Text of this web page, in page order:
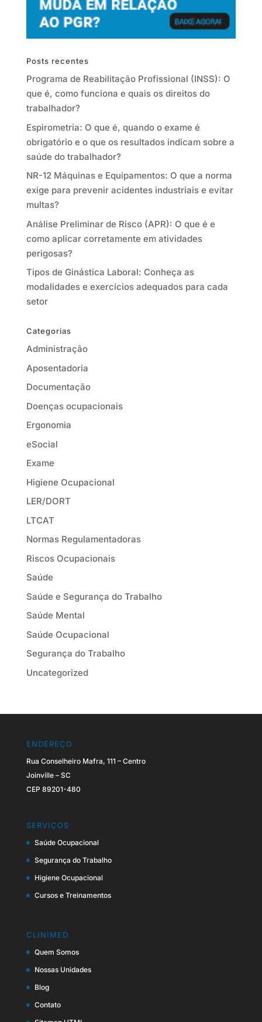
Posts recentes
Programa de Reabilitação Profissional (INSS): O
que é, como funciona e quais os direitos do
trabalhador?
Espirometria: O que é, quando o exame é
obrigatório e o que os resultados indicam sobre a
saúde do trabalhador?
NR-12 Máquinas e Equipamentos: O que a norma
exige para prevenir acidentes industriais e evitar
multas?
Análise Preliminar de Risco (APR): O que é e
como aplicar corretamente em atividades
perigosas?
Tipos de Ginástica Laboral: Conheça as
modalidades e exercícios adequados para cada
setor
Categorias
Administração
Aposentadoria
Documentação
Doenças ocupacionais
Ergonomia
eSocial
Exame
Higiene Ocupacional
LER/DORT
LTCAT
Normas Regulamentadoras
Riscos Ocupacionais
Saúde
Saúde e Segurança do Trabalho
Saúde Mental
Saúde Ocupacional
Segurança do Trabalho
Uncategorized
ENDEREÇO
Rua Conselheiro Mafra, 111 – Centro
Joinville – SC
CEP 89201-480
SERVIÇOS
Saúde Ocupacional
Segurança do Trabalho
Higiene Ocupacional
Cursos e Treinamentos
CLINIMED
Quem Somos
Nossas Unidades
Blog
Contato